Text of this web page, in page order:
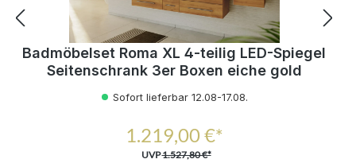
Badmöbelset Roma XL 4-teilig LED-Spiegel
Seitenschrank 3er Boxen eiche gold
Sofort lieferbar 12.08-17.08.
1.219,00 €*
UVP1.527,80 €*